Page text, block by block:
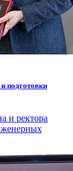
подготовки
и ректора